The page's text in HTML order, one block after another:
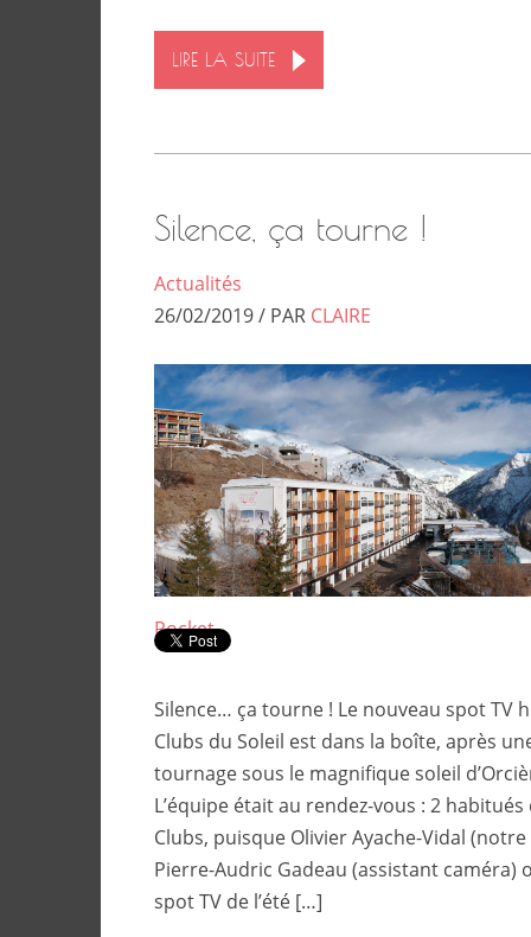
LIRE LA SUITE
Silence, ça tourne !
Actualités
26/02/2019 / PAR CLAIRE
Pocket
Silence… ça tourne ! Le nouveau spot TV
Clubs du Soleil est dans la boîte, après
tournage sous le magnifique soleil
L’équipe était au rendez-vous : 2
Clubs, puisque Olivier Ayache-Vidal
Pierre-Audric Gadeau (assistant caméra)
spot TV de l’été […]